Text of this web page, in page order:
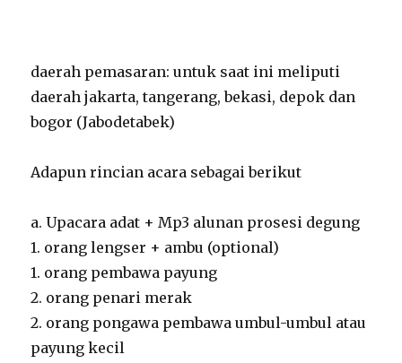
daerah pemasaran: untuk saat ini meliputi
daerah jakarta, tangerang, bekasi, depok dan
bogor (Jabodetabek)
Adapun rincian acara sebagai berikut
a. Upacara adat + Mp3 alunan prosesi degung
1. orang lengser + ambu (optional)
1. orang pembawa payung
2. orang penari merak
2. orang pongawa pembawa umbul-umbul atau
payung kecil